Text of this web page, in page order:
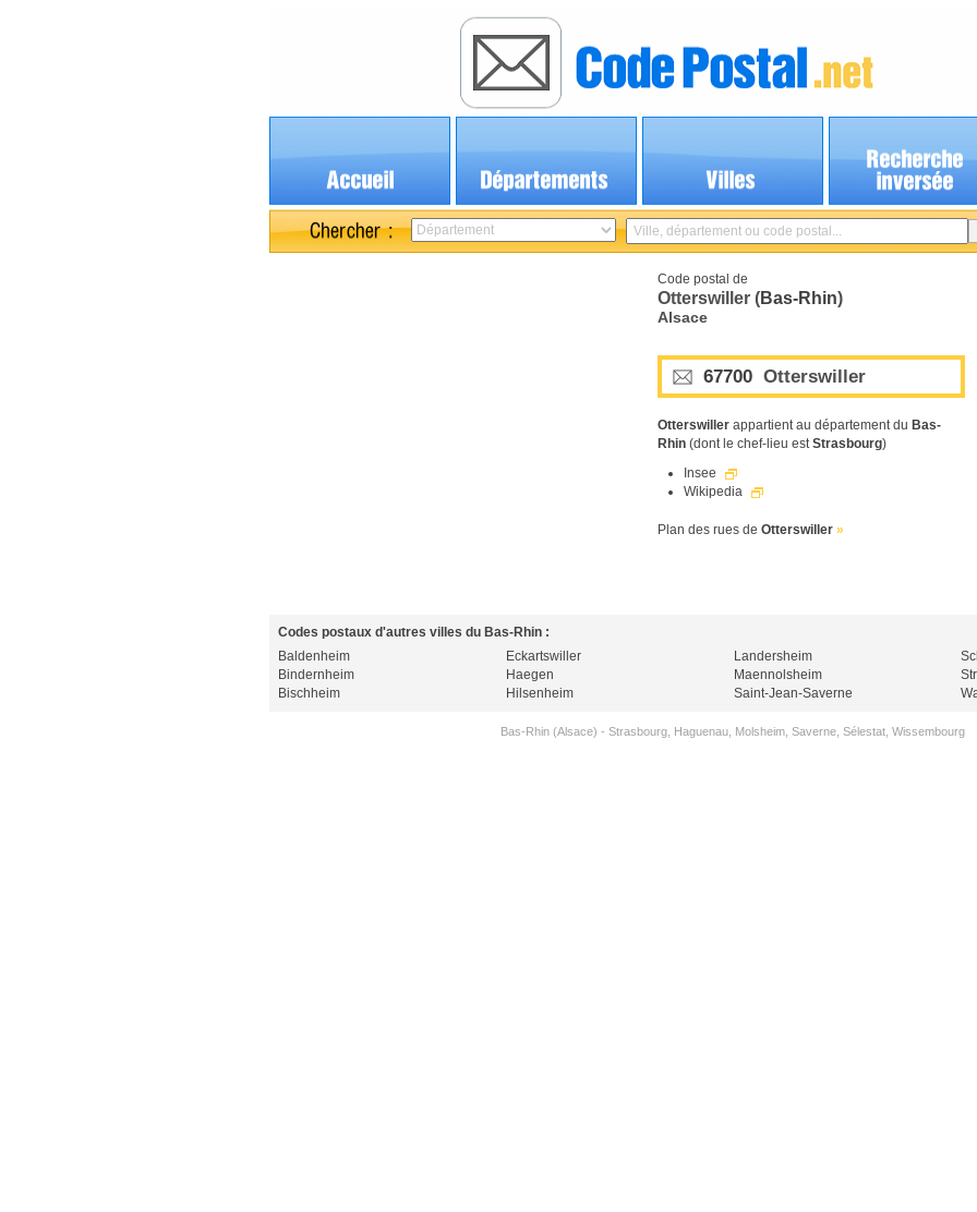
Code postal de
Otterswiller (Bas-Rhin)
Alsace
67700 Otterswiller
Otterswiller appartient au département du Bas-
Rhin (dont le chef-lieu estStrasbourg)
Insee
Wikipedia
Plan des rues de Otterswiller »
Codes postaux d'autres villes du Bas-Rhin :
Baldenheim
Bindernheim
Bischheim
Eckartswiller
Haegen
Hilsenheim
Landersheim
Maennolsheim
Saint-Jean-Saverne
Bas-Rhin (Alsace) - Strasbourg Haguenau Molsheim Saverne Sélestat Wissembourg